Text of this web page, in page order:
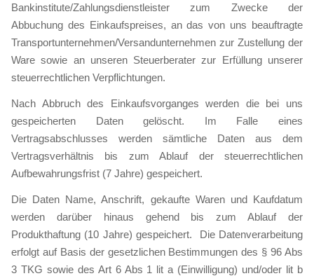
Bankinstitute/Zahlungsdienstleister zum Zwecke der
Abbuchung des Einkaufspreises, an das von uns beauftragte
Transportunternehmen/Versandunternehmen zur Zustellung der
Ware sowie an unseren Steuerberater zur Erfüllung unserer
steuerrechtlichen Verpflichtungen.
Nach Abbruch des Einkaufsvorganges werden die bei uns
gespeicherten Daten gelöscht. Im Falle eines
Vertragsabschlusses werden sämtliche Daten aus dem
Vertragsverhältnis bis zum Ablauf der steuerrechtlichen
Aufbewahrungsfrist (7 Jahre) gespeichert.
Die Daten Name, Anschrift, gekaufte Waren und Kaufdatum
werden darüber hinaus gehend bis zum Ablauf der
Produkthaftung (10 Jahre) gespeichert. Die Datenverarbeitung
erfolgt auf Basis der gesetzlichen Bestimmungen des § 96 Abs
3 TKG sowie des Art 6 Abs 1 lit a (Einwilligung) und/oder lit b